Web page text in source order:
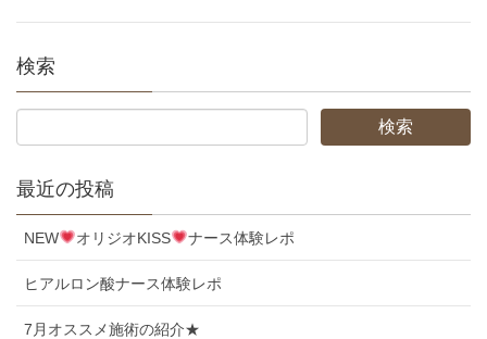
検索
最近の投稿
NEW オリジオKISS ナース体験レポ
ヒアルロン酸ナース体験レポ
7月オススメ施術の紹介★